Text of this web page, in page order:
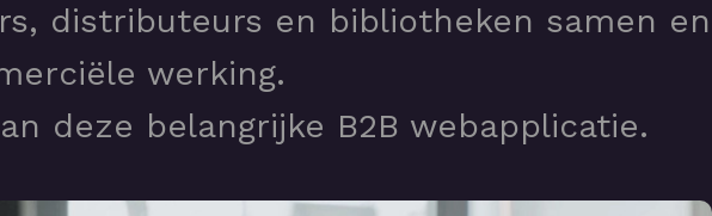
distributeurs en bibliotheken samen en
werking.
deze belangrijke B2B webapplicatie.